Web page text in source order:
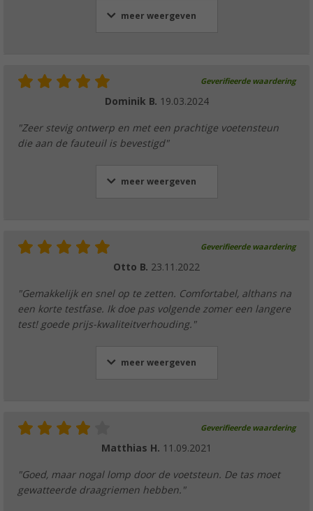
meer weergeven
Geverifieerde waardering
Dominik B. 19.03.2024
"Zeer stevig ontwerp en met een prachtige voetensteun
die aan de fauteuil is bevestigd"
meer weergeven
Geverifieerde waardering
Otto B. 23.11.2022
"Gemakkelijk en snel op te zetten. Comfortabel, althans na
een korte testfase. Ik doe pas volgende zomer een langere
test! goede prijs-kwaliteitverhouding."
meer weergeven
Geverifieerde waardering
Matthias H. 11.09.2021
"Goed, maar nogal lomp door de voetsteun. De tas moet
gewatteerde draagriemen hebben."